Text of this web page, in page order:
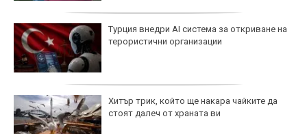
Турция внедри AI система за откриване на
терористични организации
Хитър трик, който ще накара чайките да
стоят далеч от храната ви